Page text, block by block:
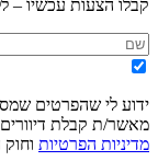
קבלו הצעות עכשיו –
ידוע לי שהפרטים
מאשר/ת קבלת
מדיניות הפרטיות